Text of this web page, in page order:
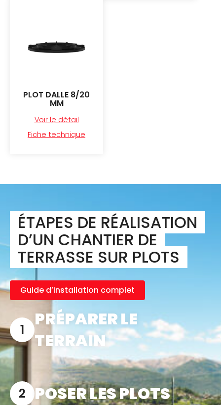
PLOT DALLE 8/20
MM
Voir le détail
Fiche technique
ÉTAPES DE RÉALISATION
D’UN CHANTIER DE
TERRASSE SUR PLOTS
Guide d’installation complet
PRÉPARER LE
TERRAIN
POSER LES PLOTS